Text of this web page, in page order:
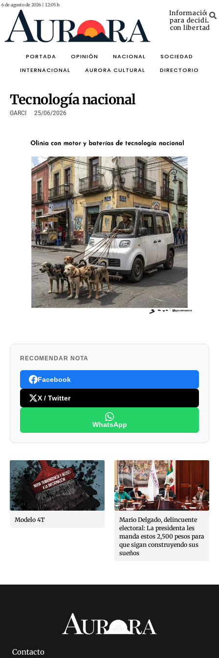
6 de agosto de 2026 | 12:05 h
Información
para decidir
con libertad
PORTADA OPINIÓN NACIONAL
SOCIEDAD
INTERNACIONAL
AURORA CULTURAL DIRECTORIO
Tecnología nacional
GARCI 25/06/2026
RECOMENDAR NOTA
Facebook
X / Twitter
WhatsApp
Modelo 4T
Mario Delgado, delincuente
electoral: La presidenta les
manda estos 2,500 pesos para
que sigan construyendo sus
sueños
Contacto